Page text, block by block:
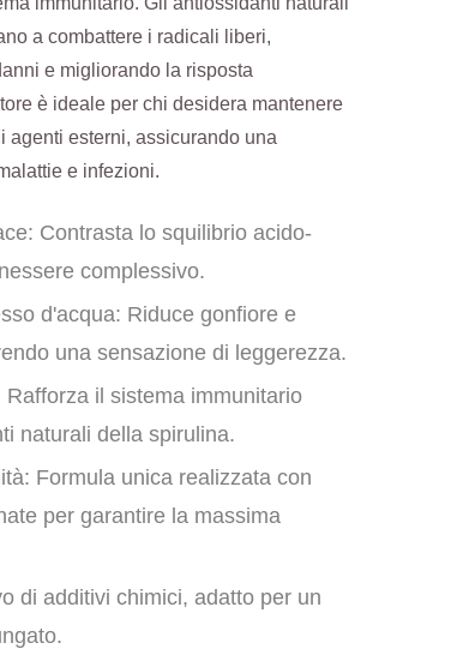
a combattere i radicali liberi,
e migliorando la risposta
è ideale per chi desidera mantenere
agenti esterni, assicurando una
e infezioni.
Contrasta lo squilibrio acido-
complessivo.
d'acqua: Riduce gonfiore e
una sensazione di leggerezza.
il sistema immunitario
naturali della spirulina.
Formula unica realizzata con
per garantire la massima
di additivi chimici, adatto per un